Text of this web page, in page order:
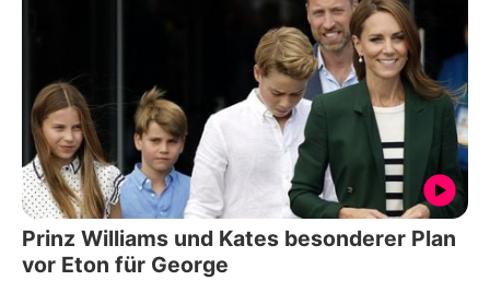
Prinz Williams und Kates besonderer Plan
vor Eton für George